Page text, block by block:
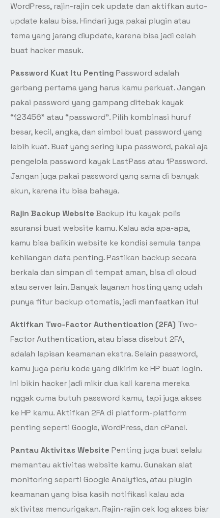
WordPress, rajin-rajin cek update dan aktifkan auto-
update kalau bisa. Hindari juga pakai plugin atau
tema yang jarang diupdate, karena bisa jadi celah
buat hacker masuk.
Password Kuat Itu Penting Password adalah
gerbang pertama yang harus kamu perkuat. Jangan
pakai password yang gampang ditebak kayak
“123456” atau “password”. Pilih kombinasi huruf
besar, kecil, angka, dan simbol buat password yang
lebih kuat. Buat yang sering lupa password, pakai aja
pengelola password kayak LastPass atau 1Password.
Jangan juga pakai password yang sama di banyak
akun, karena itu bisa bahaya.
Rajin Backup Website Backup itu kayak polis
asuransi buat website kamu. Kalau ada apa-apa,
kamu bisa balikin website ke kondisi semula tanpa
kehilangan data penting. Pastikan backup secara
berkala dan simpan di tempat aman, bisa di cloud
atau server lain. Banyak layanan hosting yang udah
punya fitur backup otomatis, jadi manfaatkan itu!
Aktifkan Two-Factor Authentication (2FA) Two-
Factor Authentication, atau biasa disebut 2FA,
adalah lapisan keamanan ekstra. Selain password,
kamu juga perlu kode yang dikirim ke HP buat login.
Ini bikin hacker jadi mikir dua kali karena mereka
nggak cuma butuh password kamu, tapi juga akses
ke HP kamu. Aktifkan 2FA di platform-platform
penting seperti Google, WordPress, dan cPanel.
Pantau Aktivitas Website Penting juga buat selalu
memantau aktivitas website kamu. Gunakan alat
monitoring seperti Google Analytics, atau plugin
keamanan yang bisa kasih notifikasi kalau ada
aktivitas mencurigakan. Rajin-rajin cek log akses biar